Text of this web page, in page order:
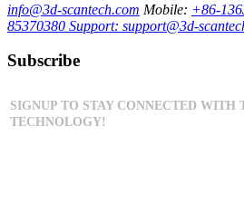
info@3d-scantech.com Mobile: +86-
85370380 Support: support@3d-
Subscribe